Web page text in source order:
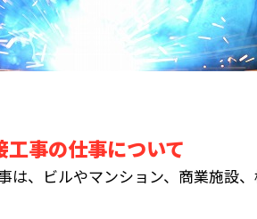
工事の仕事について
は、ビルやマンション、商業施設